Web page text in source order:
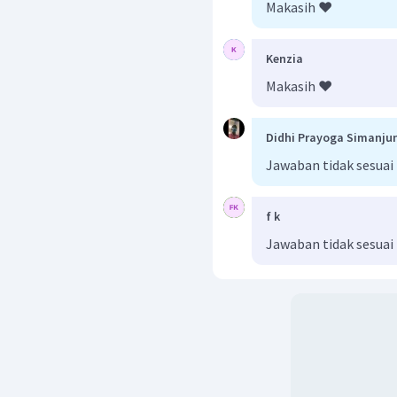
Makasih ❤️
Kenzia
Makasih ❤️
Didhi Prayoga
Jawaban tidak sesuai
f k
Jawaban tidak sesuai